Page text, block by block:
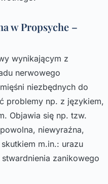
w Propsyche –
wynikającym z
nerwowego
niezbędnych do
problemy np. z językiem,
Objawia się np. tzw.
niewyraźna,
m.in.: urazu
zanikowego